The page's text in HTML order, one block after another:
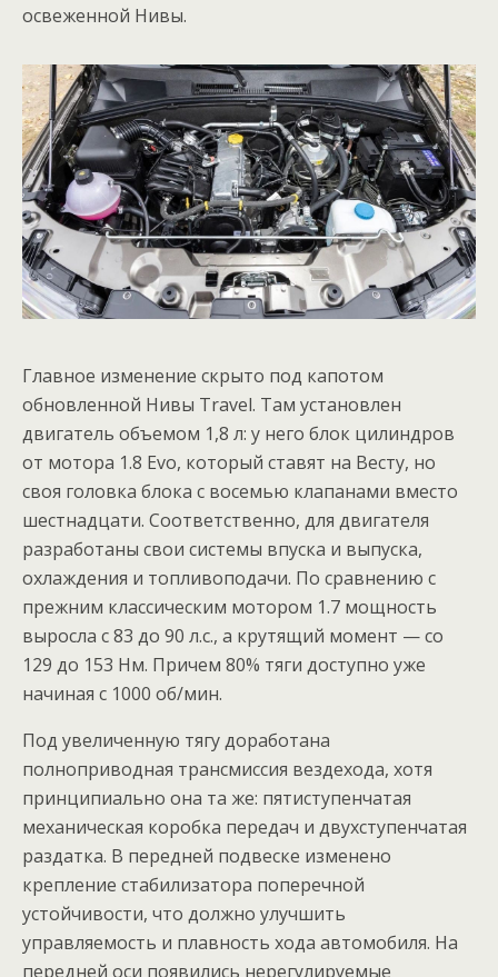
освеженной Нивы.
Главное изменение скрыто под капотом
обновленной Нивы Travel. Там установлен
двигатель объемом 1,8 л: у него блок цилиндров
от мотора 1.8 Evo, который ставят на Весту, но
своя головка блока с восемью клапанами вместо
шестнадцати. Соответственно, для двигателя
разработаны свои системы впуска и выпуска,
охлаждения и топливоподачи. По сравнению с
прежним классическим мотором 1.7 мощность
выросла с 83 до 90 л.с., а крутящий момент — со
129 до 153 Нм. Причем 80% тяги доступно уже
начиная с 1000 об/мин.
Под увеличенную тягу доработана
полноприводная трансмиссия вездехода, хотя
принципиально она та же: пятиступенчатая
механическая коробка передач и двухступенчатая
раздатка. В передней подвеске изменено
крепление стабилизатора поперечной
устойчивости, что должно улучшить
управляемость и плавность хода автомобиля. На
передней оси появились нерегулируемые